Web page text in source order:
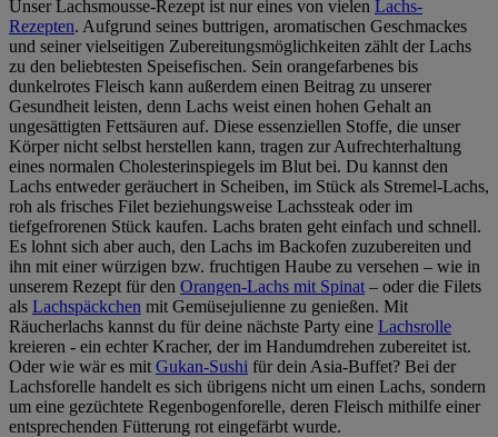
Unser Lachsmousse-Rezept ist nur eines von vielen Lachs-
Rezepten. Aufgrund seines buttrigen, aromatischen Geschmackes
und seiner vielseitigen Zubereitungsmöglichkeiten zählt der Lachs
zu den beliebtesten Speisefischen. Sein orangefarbenes bis
dunkelrotes Fleisch kann außerdem einen Beitrag zu unserer
Gesundheit leisten, denn Lachs weist einen hohen Gehalt an
ungesättigten Fettsäuren auf. Diese essenziellen Stoffe, die unser
Körper nicht selbst herstellen kann, tragen zur Aufrechterhaltung
eines normalen Cholesterinspiegels im Blut bei. Du kannst den
Lachs entweder geräuchert in Scheiben, im Stück als Stremel-Lachs,
roh als frisches Filet beziehungsweise Lachssteak oder im
tiefgefrorenen Stück kaufen. Lachs braten geht einfach und schnell.
Es lohnt sich aber auch, den Lachs im Backofen zuzubereiten und
ihn mit einer würzigen bzw. fruchtigen Haube zu versehen – wie in
unserem Rezept für den Orangen-Lachs mit Spinat – oder die Filets
als Lachspäckchen mit Gemüsejulienne zu genießen. Mit
Räucherlachs kannst du für deine nächste Party eine Lachsrolle
kreieren - ein echter Kracher, der im Handumdrehen zubereitet ist.
Oder wie wär es mit Gukan-Sushi für dein Asia-Buffet? Bei der
Lachsforelle handelt es sich übrigens nicht um einen Lachs, sondern
um eine gezüchtete Regenbogenforelle, deren Fleisch mithilfe einer
entsprechenden Fütterung rot eingefärbt wurde.